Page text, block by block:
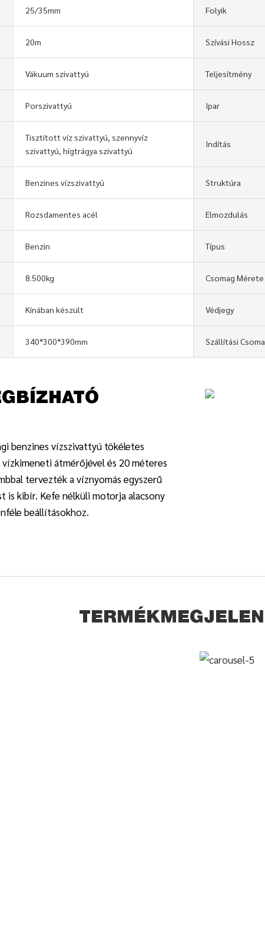
25/35mm Folyik
20m Szívási Hossz
Vákuum szivattyú Teljesítmény
Porszivattyú Ipar
Tisztított víz szivattyú, szennyvíz
szivattyú, hígtrágya szivattyú
Indítás
Benzines vízszivattyú Struktúra
Rozsdamentes acél Elmozdulás
Benzin Típus
8.500kg Csomag Mérete
Kínában készült Védjegy
340*300*390mm Szállítási
benzines vízszivattyú tökéletes
átmérőjével és 20 méteres
tervezték a víznyomás egyszerű
is kibír. Kefe nélküli motorja alacsony
beállításokhoz.